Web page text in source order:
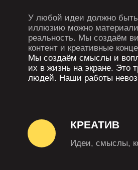
Идеи, смыслы, концепции
КРЕАТИВ
Собственная анимационная
АНИМАЦИЯ
людей. Наши работы невозможно забыть.